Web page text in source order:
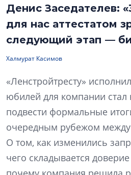
Денис Заседателев:
для нас аттестатом
следующий этап —
Халмурат Касимов
«Ленстройтресту»
юбилей для компании стал
подвести формальные
очередным рубежом между
О том, как изменились
чего складывается